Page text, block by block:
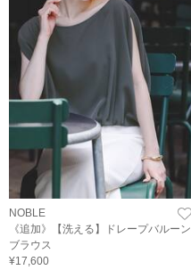
NOBLE
《追加》【洗える】ドレープバルーン
ブラウス
¥17,600